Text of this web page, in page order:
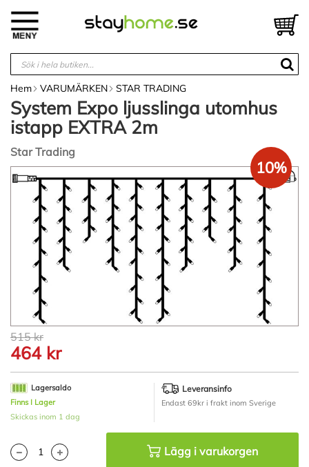
innehållet
Hem VARUMÄRKEN STAR TRADING
System Expo ljusslinga utomhus
istapp EXTRA 2m
Star Trading
Hoppa
till
slutet
bildgalleriet
Hoppa
till
början
av
bildgalleriet
10%
515 kr
464 kr
Lagersaldo
Finns I Lager
Skickas inom 1 dag
Leveransinfo
Endast 69kr i frakt inom Sverige
Lägg i varukorgen